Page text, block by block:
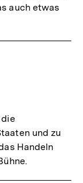
auch etwas
und zu
Handeln